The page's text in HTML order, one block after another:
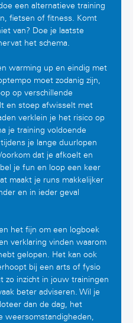
een alternatieve training
fietsen of fitness. Komt
van? Doe je laatste
het schema.
warming up en eindig met
moet zodanig zijn,
op verschillende
en stoep afwisselt met
verklein je het risico op
je training voldoende
je lange duurlopen
dat je afkoelt en
je fun en loop een keer
maakt je runs makkelijker
en in ieder geval
het fijn om een logboek
verklaring vinden waarom
gelopen. Het kan ook
bij een arts of fysio
zo inzicht in jouw trainingen
beter adviseren. Wil je
dan de dag, het
weersomstandigheden,